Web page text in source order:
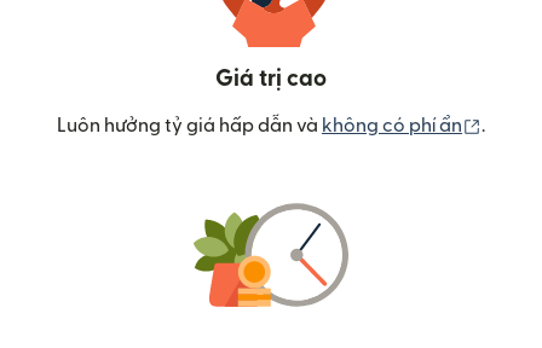
Giá trị cao
Luôn hưởng tỷ giá hấp dẫn và không có phí ẩn .